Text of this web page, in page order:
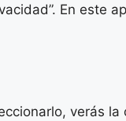
En este
verás